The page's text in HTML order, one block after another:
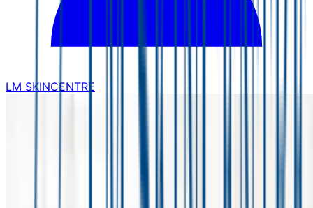
LM SKINCENTRE